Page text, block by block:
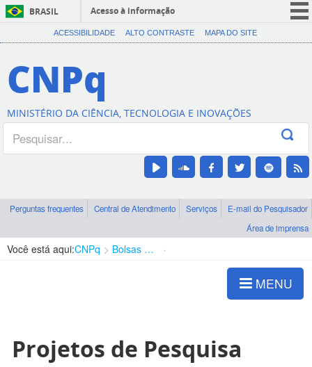
BRASIL
Acesso à informação
CORONAVÍRUS (COVID-19)
Canais
ACESSIBILIDADE ALTO CONTRASTE MAPA DO SITE
CNPq
MINISTÉRIO DA CIÊNCIA, TECNOLOGIA E INOVAÇÕES
Perguntas frequentes Central de Atendimento Serviços
E-mail do Pesquisador
Área de imprensa
Você está aqui:CNPq Bolsas e Auxílios Vigentes
MENU
Projetos de Pesquisa